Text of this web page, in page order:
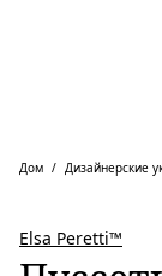
Дом Дизайнерские
Elsa Peretti™